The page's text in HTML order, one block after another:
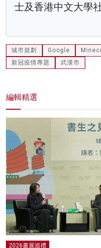
士及香港中文大學
城市規劃 Google
新冠疫情專題
武漢市
編輯精選
2026書展巡禮